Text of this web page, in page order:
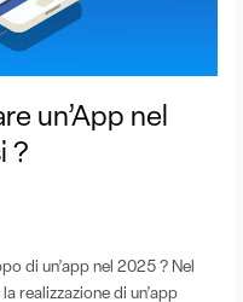
un’App nel
?
di un’app nel 2025 ? Nel
realizzazione di un’app